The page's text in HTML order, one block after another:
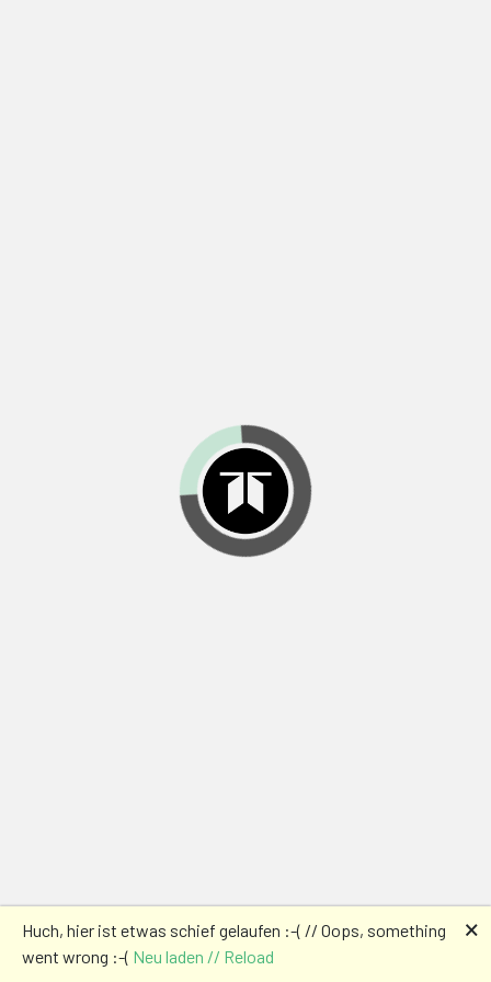
Huch, hier ist etwas schief gelaufen :-( // Oops, something
went wrong :-( Neu laden // Reload
🗙